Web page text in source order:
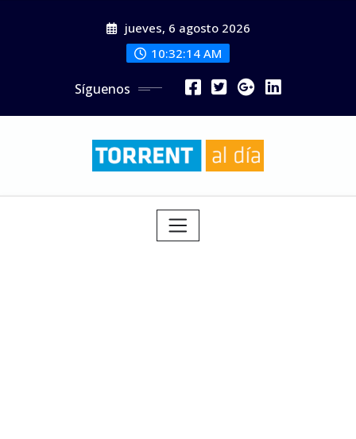
jueves, 6 agosto 2026
10:32:15 AM
Síguenos